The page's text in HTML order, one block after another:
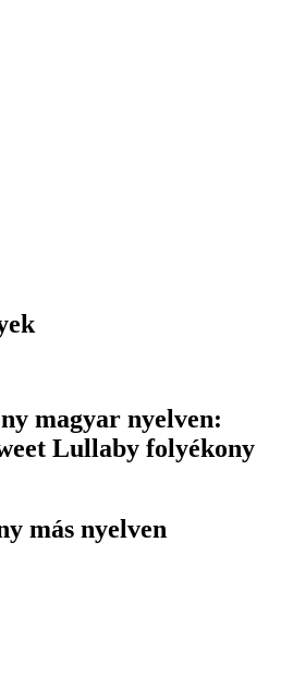
magyar nyelven:
Lullaby folyékony
más nyelven